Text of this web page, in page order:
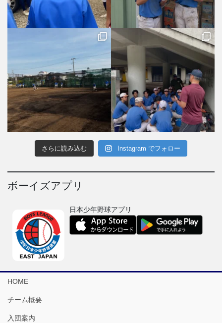
さらに読み込む Instagram でフォロー
ボーイズアプリ
日本少年野球アプリ
HOME
チーム概要
入団案内